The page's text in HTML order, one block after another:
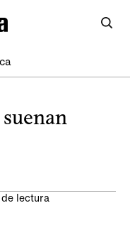
lectura